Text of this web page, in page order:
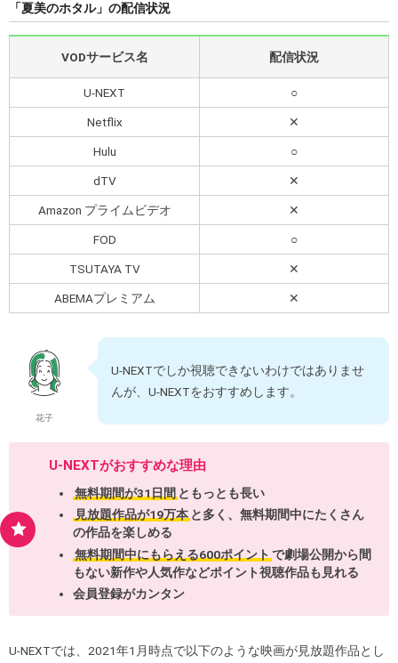
「夏美のホタル」の配信状況
VODサービス名 配信状況
U-NEXT ○
Netflix ✕
Hulu ○
dTV ✕
Amazon プライムビデオ ✕
FOD ○
TSUTAYA TV ✕
ABEMAプレミアム ✕
花子
U-NEXTでしか視聴できないわけではありませ
んが、U-NEXTをおすすめします。
U-NEXTがおすすめな理由
無料期間が31日間 ともっとも長い
見放題作品が19万本 と多く、無料期間中にたくさん
の作品を楽しめる
無料期間中にもらえる600ポイント で劇場公開から間
もない新作や人気作などポイント視聴作品も見れる
会員登録がカンタン
U-NEXTでは、2021年1月時点で以下のような映画が見放題作品とし